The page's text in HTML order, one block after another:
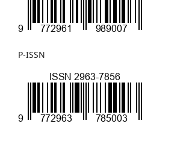
P-ISSN